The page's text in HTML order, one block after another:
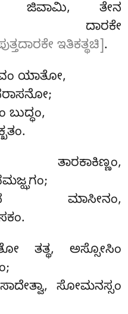
ಜಿವಾಮಿ, ತೇನ
ದಾರಕೇ
ಇತಿಕತ್ಥಚಿ] .
ಯಾತೋ,
ಮಾಸೀನಂ,
ತತ್ಥ, ಅಸ್ಸೋಸಿಂ
ಸೋಮನಸ್ಸಂ